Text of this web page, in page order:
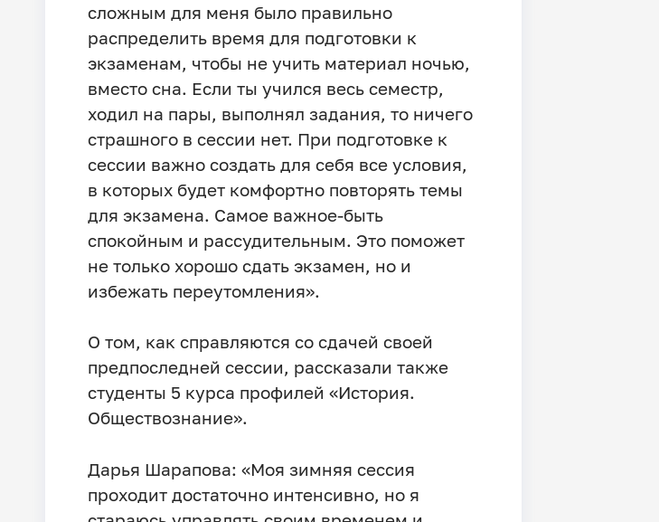
сложным для меня было правильно
распределить время для подготовки к
экзаменам, чтобы не учить материал ночью,
вместо сна. Если ты учился весь семестр,
ходил на пары, выполнял задания, то ничего
страшного в сессии нет. При подготовке к
сессии важно создать для себя все условия,
в которых будет комфортно повторять темы
для экзамена. Самое важное-быть
спокойным и рассудительным. Это поможет
не только хорошо сдать экзамен, но и
избежать переутомления».
О том, как справляются со сдачей своей
предпоследней сессии, рассказали также
студенты 5 курса профилей «История.
Обществознание».
Дарья Шарапова: «Моя зимняя сессия
проходит достаточно интенсивно, но я